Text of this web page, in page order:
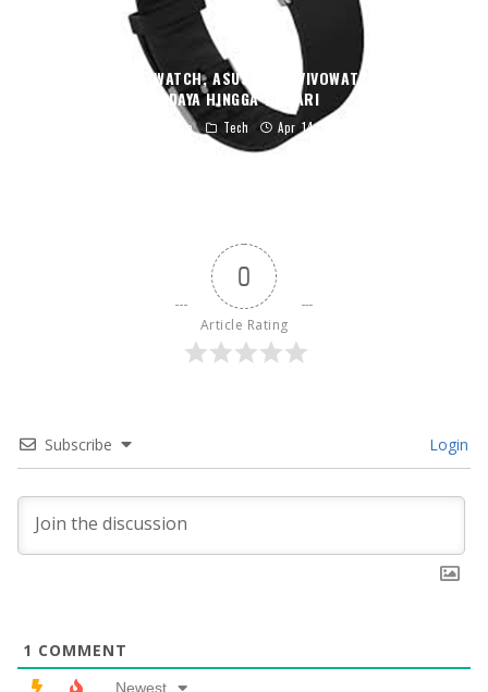
SAINGI APPLE WATCH, ASUS RILIS VIVOWATCH DENGAN
DAYA HINGGA 10 HARI
Septania Tech Apr 14, 2015
0
Article Rating
Subscribe Login
1 COMMENT
Newest